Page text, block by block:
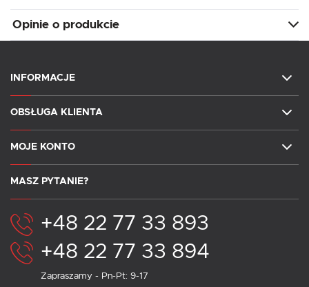
Opinie o produkcie
INFORMACJE
OBSŁUGA KLIENTA
MOJE KONTO
MASZ PYTANIE?
+48 22 77 33 893
+48 22 77 33 894
Zapraszamy - Pn-Pt: 9-17